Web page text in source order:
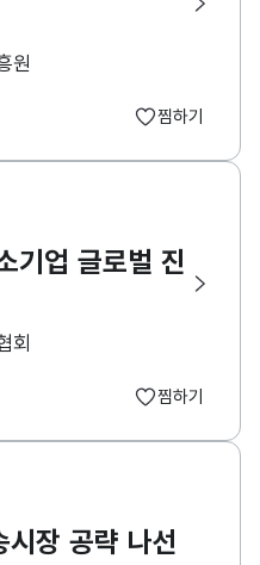
원
찜하기
업 글로벌 진
회
찜하기
장 공략 나선